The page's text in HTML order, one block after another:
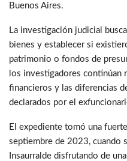
Buenos Aires.
La investigación judicial
bienes y establecer si
patrimonio o fondos de
los investigadores continúan
financieros y las diferencias
declarados por el
El expediente tomó una
septiembre de 2023, cuando
Insaurralde disfrutando de